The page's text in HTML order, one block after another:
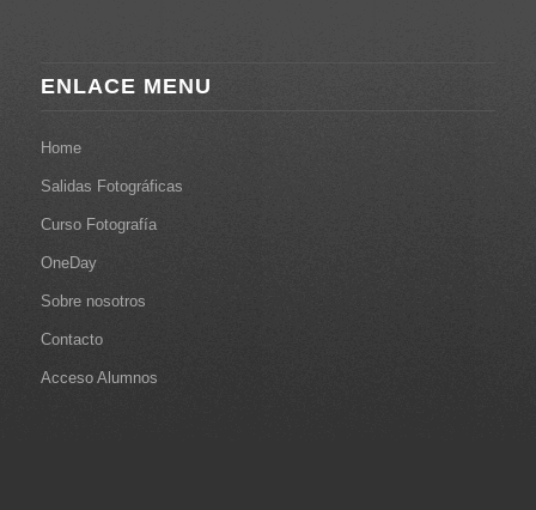
ENLACE MENU
Home
Salidas Fotográficas
Curso Fotografía
OneDay
Sobre nosotros
Contacto
Acceso Alumnos